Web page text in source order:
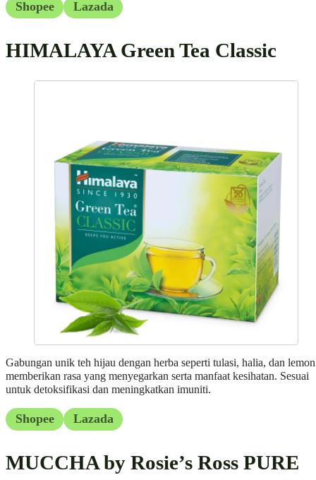
Shopee Lazada
HIMALAYA Green Tea Classic
Gabungan unik teh hijau dengan herba seperti tulasi, halia, dan lemon
memberikan rasa yang menyegarkan serta manfaat kesihatan. Sesuai
untuk detoksifikasi dan meningkatkan imuniti.
Shopee Lazada
MUCCHA by Rosie’s Ross PURE